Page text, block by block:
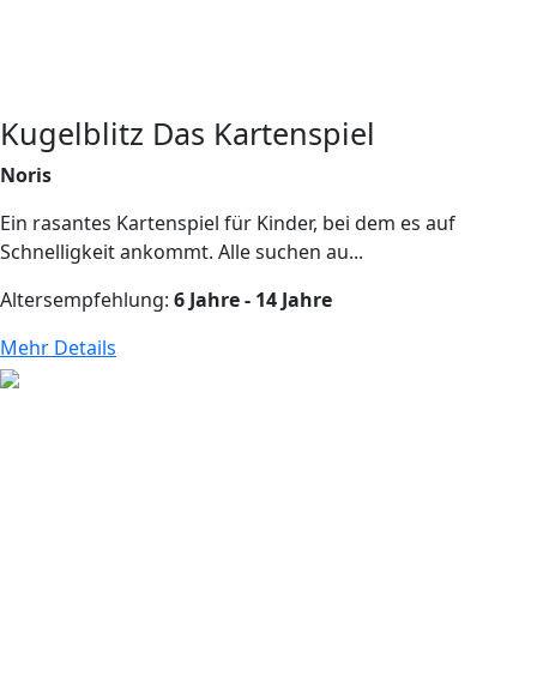
Kugelblitz Das Kartenspiel
Noris
Ein rasantes Kartenspiel für Kinder, bei dem es auf
Schnelligkeit ankommt. Alle suchen au...
Altersempfehlung: 6 Jahre - 14 Jahre
Mehr Details